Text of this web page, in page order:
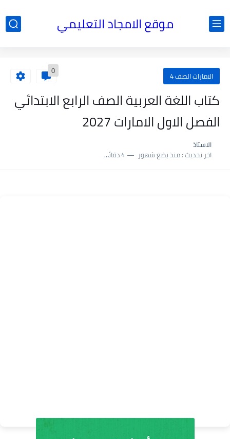
موقع الامجاد التعليمي
الامارات الصف 4 0
كتاب اللغة العربية الصف الرابع الابتدائي
الفصل الاول الامارات 2027
الاستاذ
اخر تحديث :منذ بضع شهور 4 دقائق للقراءة